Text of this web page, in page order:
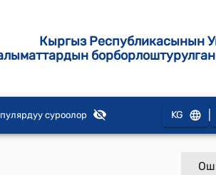
Кыргыз Республикасынын
суроолор KG